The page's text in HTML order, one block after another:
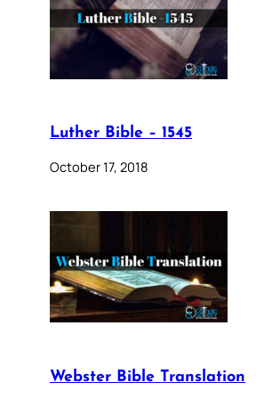
Luther Bible – 1545
October 17, 2018
Webster Bible Translation